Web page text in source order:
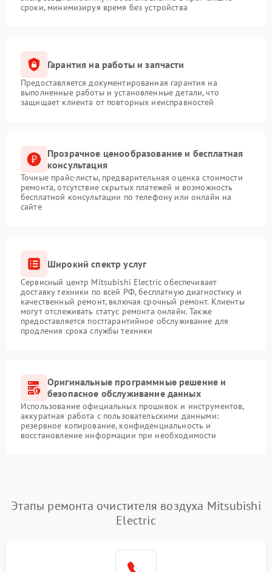
сроки, минимизируя время без устройства
Гарантия на работы и запчасти
Предоставляется документированная гарантия на
выполненные работы и установленные детали, что
защищает клиента от повторных неисправностей
Прозрачное ценообразование и бесплатная
консультация
Точные прайс-листы, предварительная оценка стоимости
ремонта, отсутствие скрытых платежей и возможность
бесплатной консультации по телефону или онлайн на
сайте
Широкий спектр услуг
Сервисный центр Mitsubishi Electric обеспечивает
доставку техники по всей РФ, бесплатную диагностику и
качественный ремонт, включая срочный ремонт. Клиенты
могут отслеживать статус ремонта онлайн. Также
предоставляется постгарантийное обслуживание для
продления срока службы техники
Оригинальные программные решение и
безопасное обслуживание данных
Использование официальных прошивок и инструментов,
аккуратная работа с пользовательскими данными:
резервное копирование, конфиденциальность и
восстановление информации при необходимости
Этапы ремонта очистителя воздуха Mitsubishi
Electric